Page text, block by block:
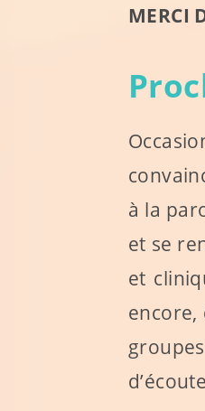
MERCI
à la
et se
et